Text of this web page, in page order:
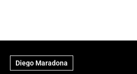
Diego Maradona